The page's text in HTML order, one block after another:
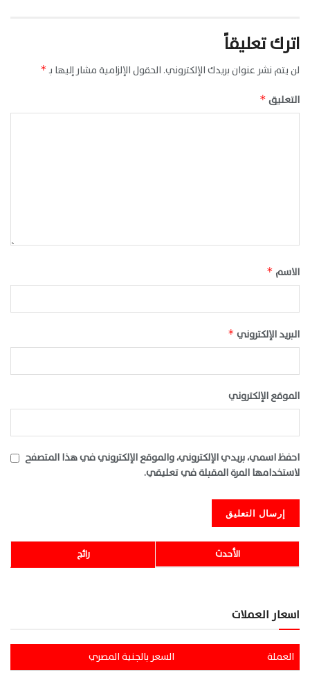
اترك تعليقاً
لن يتم نشر عنوان بريدك الإلكتروني. الحقول الإلزامية مشار إليها بـ*
التعليق *
الاسم *
البريد الإلكتروني *
الموقع الإلكتروني
احفظ اسمي، بريدي الإلكتروني، والموقع الإلكتروني في هذا المتصفح
لاستخدامها المرة المقبلة في تعليقي.
رائج الأحدث
اسعار العملات
العملة
السعر بالجنية المصري